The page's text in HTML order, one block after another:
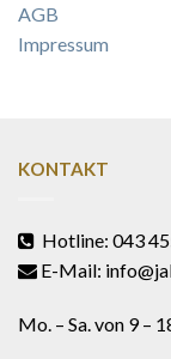
AGB
Impressum
KONTAKT
Hotline: 043
E-Mail:
Mo. – Sa. von 9 –